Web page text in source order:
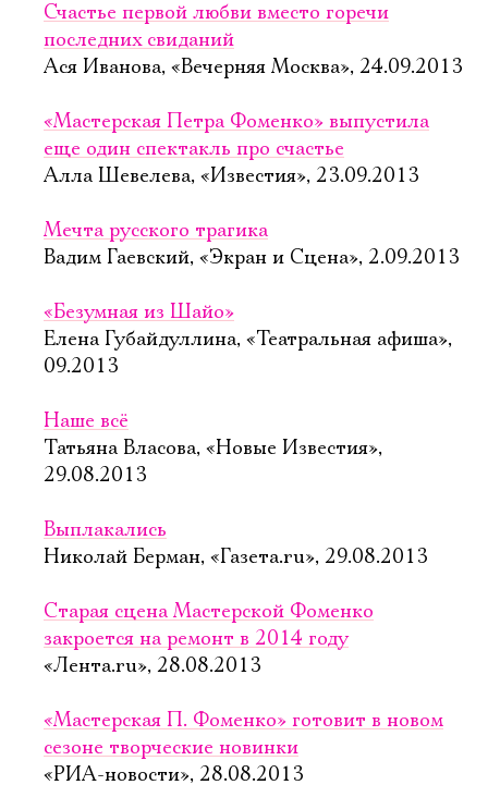
Счастье первой любви вместо горечи
последних свиданий
Ася Иванова, «Вечерняя Москва», 24.09.2013
«Мастерская Петра Фоменко» выпустила
еще один спектакль про счастье
Алла Шевелева, «Известия», 23.09.2013
Мечта русского трагика
Вадим Гаевский, «Экран и Сцена», 2.09.2013
«Безумная из Шайо»
Елена Губайдуллина, «Театральная афиша»,
09.2013
Наше всё
Татьяна Власова, «Новые Известия»,
29.08.2013
Выплакались
Николай Берман, «Газета.ru», 29.08.2013
Старая сцена Мастерской Фоменко
закроется на ремонт в 2014 году
«Лента.ru», 28.08.2013
«Мастерская П. Фоменко» готовит в новом
сезоне творческие новинки
«РИА-новости», 28.08.2013